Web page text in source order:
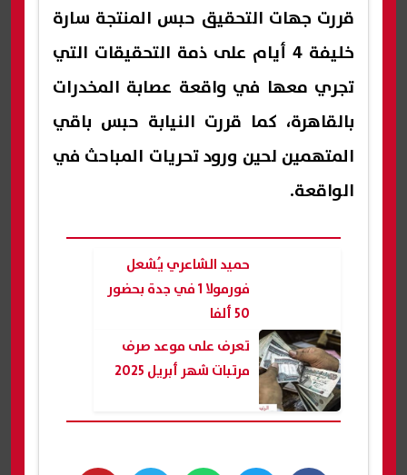
قررت جهات التحقيق حبس المنتجة سارة
خليفة 4 أيام على ذمة التحقيقات التي
تجري معها في واقعة عصابة المخدرات
بالقاهرة، كما قررت النيابة حبس باقي
المتهمين لحين ورود تحريات المباحث في
الواقعة.
حميد الشاعري يُشعل
فورمولا 1 في جدة بحضور
50 ألفا
تعرف على موعد صرف
مرتبات شهر أبريل 2025